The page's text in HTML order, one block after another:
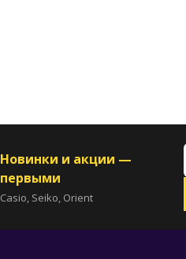
Новинки и акции —
первыми
Casio, Seiko, Orient